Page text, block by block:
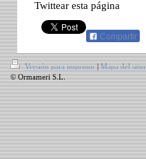
Twittear esta página
Compartir
Versión para imprimir| Mapa del sitio
© Ormameri S.L.